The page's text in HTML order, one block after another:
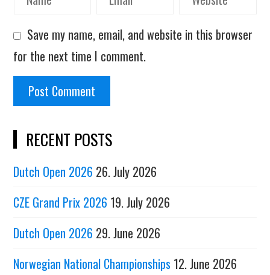
Save my name, email, and website in this browser
for the next time I comment.
RECENT POSTS
Dutch Open 2026 26. July 2026
CZE Grand Prix 2026 19. July 2026
Dutch Open 2026 29. June 2026
Norwegian National Championships 12. June 2026